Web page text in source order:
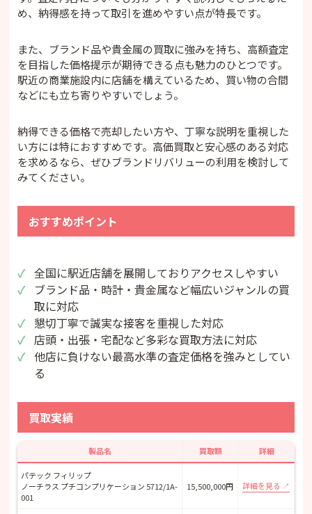
め、納得感を持って取引を進めやすい点が特長です。
また、ブランド品や貴金属の買取に強みを持ち、高額査定
を目指した価格提示が期待できる点も魅力のひとつです。
駅近の商業施設内に店舗を構えているため、買い物の合間
などにも立ち寄りやすいでしょう。
納得できる価格で売却したい方や、丁寧な説明を重視した
い方には特におすすめです。高価買取と安心感のある対応
を求めるなら、ぜひブランドリバリューの利用を検討して
みてください。
おすすめポイント
全国に駅近店舗を展開しておりアクセスしやすい
ブランド品・時計・貴金属など幅広いジャンルの買
取に対応
懇切丁寧で誠実な接客を重視した対応
店頭・出張・宅配など多彩な買取方法に対応
他店に負けない最高水準の査定価格を強みとしてい
る
買取実績
製品名 買取額 詳細
パテック フィリップ
ノーチラス プチコンプリケーション 5712/1A-
001
15,500,000円 詳細を見る